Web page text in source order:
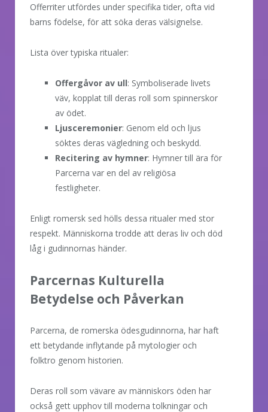
Offerriter utfördes under specifika tider, ofta vid
barns födelse, för att söka deras välsignelse.
Lista över typiska ritualer:
Offergåvor av ull: Symboliserade livets
väv, kopplat till deras roll som spinnerskor
av ödet.
Ljusceremonier: Genom eld och ljus
söktes deras vägledning och beskydd.
Recitering av hymner: Hymner till ära för
Parcerna var en del av religiösa
festligheter.
Enligt romersk sed hölls dessa ritualer med stor
respekt. Människorna trodde att deras liv och död
låg i gudinnornas händer.
Parcernas Kulturella
Betydelse och Påverkan
Parcerna, de romerska ödesgudinnorna, har haft
ett betydande inflytande på mytologier och
folktro genom historien.
Deras roll som vävare av människors öden har
också gett upphov till moderna tolkningar och